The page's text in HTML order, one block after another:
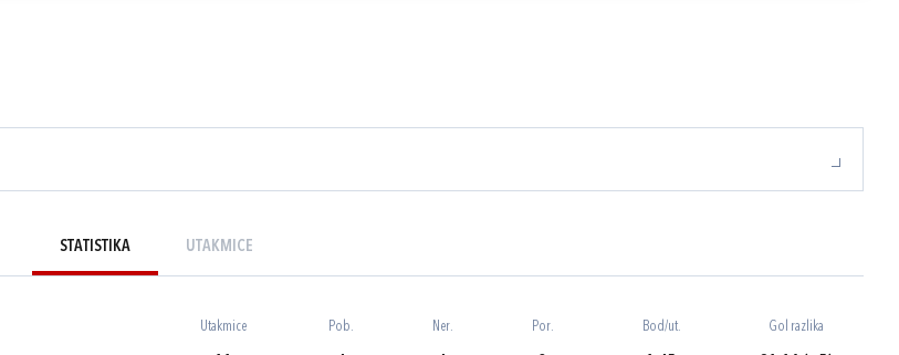
STATISTIKA UTAKMICE
Utakmice Pob. Ner. Por. Bod/ut. Gol razlika